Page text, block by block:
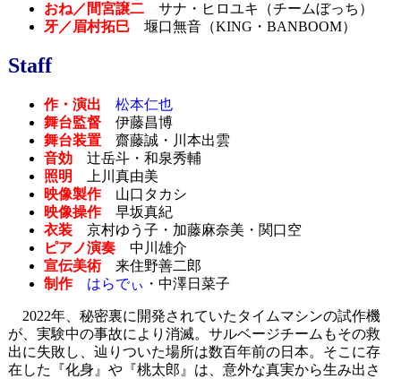
おね／間宮譲二サナ・ヒロユキ（チームぼっち）
牙／眉村拓巳堰口無音（KING・BANBOOM）
Staff
作・演出
松本仁也
舞台監督伊藤昌博
舞台装置齋藤誠・川本出雲
音効辻岳斗・和泉秀輔
照明
上川真由美
映像製作山口タカシ
映像操作早坂真紀
衣装京村ゆう子・加藤麻奈美・関口空
ピアノ演奏中川雄介
宣伝美術来住野善二郎
制作
はらでぃ ・中澤日菜子
2022年、秘密裏に開発されていたタイムマシンの試作機
が、実験中の事故により消滅。サルベージチームもその救
出に失敗し、辿りついた場所は数百年前の日本。そこに存
在した『化身』や『桃太郎』は、意外な真実から生み出さ